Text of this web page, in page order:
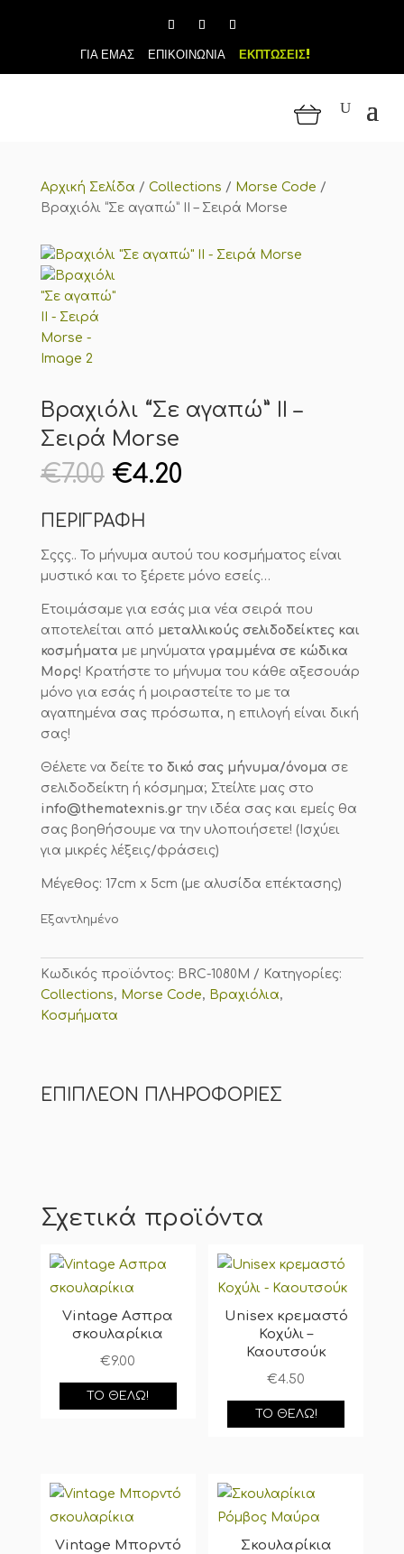
ΓΙΑ ΕΜΑΣ ΕΠΙΚΟΙΝΩΝΙΑ ΕΚΠΤΩΣΕΙΣ!
Αρχική Σελίδα / Collections / Morse Code /
Βραχιόλι “Σε αγαπώ” ΙΙ – Σειρά Morse
Βραχιόλι “Σε αγαπώ” ΙΙ –
Σειρά Morse
€7.00 Original
was:
€7.00.
€4.20Η
€4.20.
ΠΕΡΙΓΡΑΦΗ
Σςςς.. Το μήνυμα αυτού του κοσμήματος είναι
μυστικό και το ξέρετε μόνο εσείς…
Ετοιμάσαμε για εσάς μια νέα σειρά που
αποτελείται από μεταλλικούς σελιδοδείκτες και
κοσμήματα με μηνύματα γραμμένα σε κώδικα
Μορς! Κρατήστε το μήνυμα του κάθε αξεσουάρ
μόνο για εσάς ή μοιραστείτε το με τα
αγαπημένα σας πρόσωπα, η επιλογή είναι δική
σας!
Θέλετε να δείτε το δικό σας μήνυμα/όνομα σε
σελιδοδείκτη ή κόσμημα; Στείλτε μας στο
info@thematexnis.grτην ιδέα σας και εμείς θα
σας βοηθήσουμε να την υλοποιήσετε! (Ισχύει
για μικρές λέξεις/φράσεις)
Μέγεθος: 17cm x 5cm (με αλυσίδα επέκτασης)
Εξαντλημένο
Κωδικός προϊόντος: BRC-1080M
Κατηγορίες:
Collections, Morse Code, Βραχιόλια,
Κοσμήματα
ΕΠΙΠΛΈΟΝ ΠΛΗΡΟΦΟΡΊΕΣ
Σχετικά προϊόντα
Vintage Ασπρα
σκουλαρίκια
€9.00
ΤΟ ΘΈΛΩ!
Unisex κρεμαστό
Κοχύλι –
Καουτσούκ
€4.50
ΤΟ ΘΈΛΩ!
Vintage Μπορντό
Σκουλαρίκια